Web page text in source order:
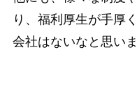
り、福利厚生が手厚
会社はないなと思いま